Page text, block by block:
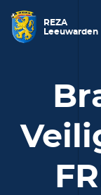
REZA
Leeuwarden